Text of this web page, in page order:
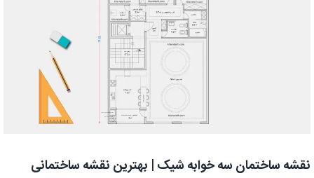
نقشه ساختمان سه خوابه شیک | بهترین نقشه ساختمانی